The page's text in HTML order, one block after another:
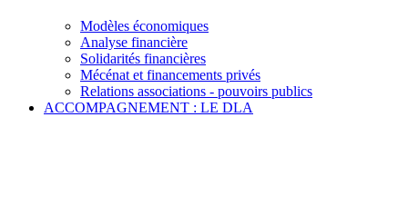
Modèles économiques
Analyse financière
Solidarités financières
Mécénat et financements privés
Relations associations - pouvoirs publics
ACCOMPAGNEMENT : LE DLA